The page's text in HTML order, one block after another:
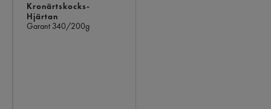
Kronärtskocks-
Hjärtan
Garant 340/200g